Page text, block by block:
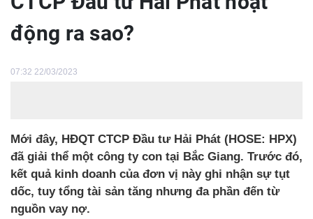
động ra sao?
07:32 22/03/2023
Mới đây, HĐQT CTCP Đầu tư Hải Phát (HOSE: HPX)
đã giải thể một công ty con tại Bắc Giang. Trước đó,
kết quả kinh doanh của đơn vị này ghi nhận sự tụt
dốc, tuy tổng tài sản tăng nhưng đa phần đến từ
nguồn vay nợ.